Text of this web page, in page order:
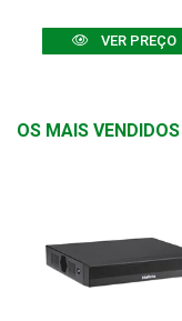
VER PREÇO
OS MAIS VENDIDOS